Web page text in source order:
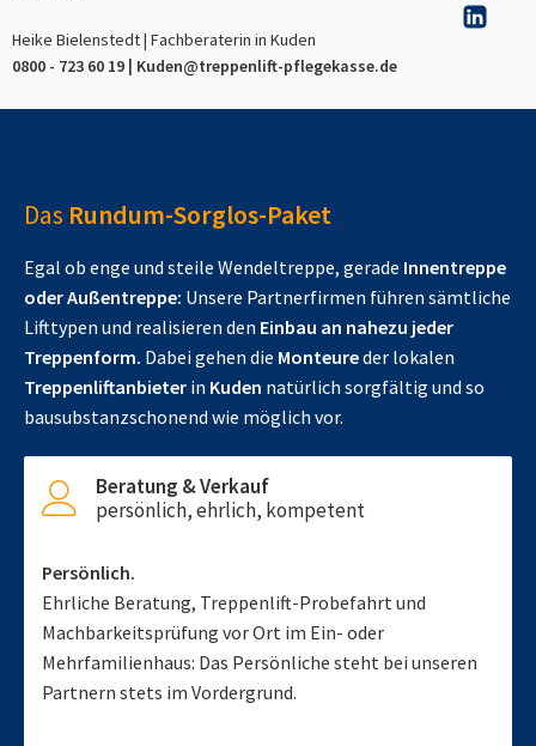
Heike Bielenstedt | Fachberaterin in Kuden
0800 - 723 60 19 | Kuden@treppenlift-pflegekasse.de
Das Rundum-Sorglos-Paket
Egal ob enge und steile Wendeltreppe, gerade Innentreppe
oder Außentreppe: Unsere Partnerfirmen führen sämtliche
Lifttypen und realisieren den Einbau an nahezu jeder
Treppenform. Dabei gehen die Monteureder lokalen
Treppenliftanbieter in Kuden natürlich sorgfältig und so
bausubstanzschonend wie möglich vor.
Beratung & Verkauf
persönlich, ehrlich, kompetent
Persönlich.
Ehrliche Beratung, Treppenlift-Probefahrt und
Machbarkeitsprüfung vor Ort im Ein- oder
Mehrfamilienhaus: Das Persönliche steht bei unseren
Partnern stets im Vordergrund.